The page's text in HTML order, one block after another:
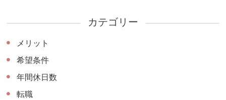
カテゴリー
メリット
希望条件
年間休日数
転職